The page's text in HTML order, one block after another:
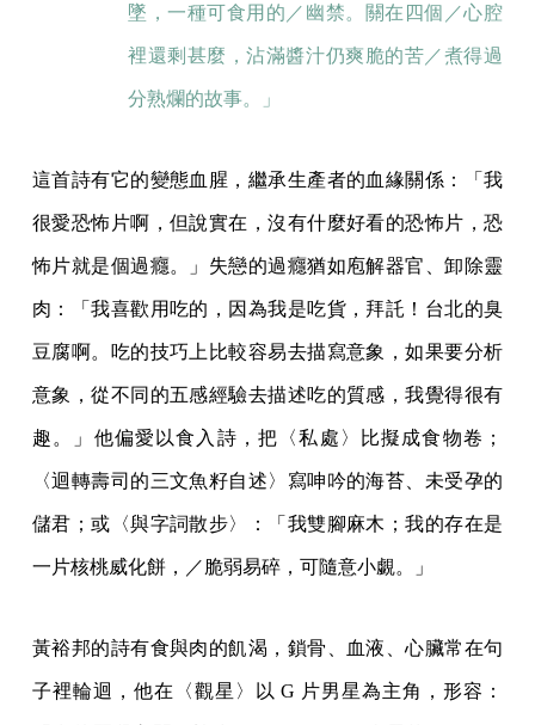
墜，一種可食用的／幽禁。關在四個／心腔
裡還剩甚麼，沾滿醬汁仍爽脆的苦／煮得過
分熟爛的故事。」
這首詩有它的變態血腥，繼承生產者的血緣關係：「我
很愛恐怖片啊，但說實在，沒有什麼好看的恐怖片，恐
怖片就是個過癮。」失戀的過癮猶如庖解器官、卸除靈
肉：「我喜歡用吃的，因為我是吃貨，拜託！台北的臭
豆腐啊。吃的技巧上比較容易去描寫意象，如果要分析
意象，從不同的五感經驗去描述吃的質感，我覺得很有
趣。」他偏愛以食入詩，把〈私處〉比擬成食物卷；
〈迴轉壽司的三文魚籽自述〉寫呻吟的海苔、未受孕的
儲君；或〈與字詞散步〉：「我雙腳麻木；我的存在是
一片核桃威化餅，／脆弱易碎，可隨意小覷。」
黃裕邦的詩有食與肉的飢渴，鎖骨、血液、心臟常在句
子裡輪迴，他在〈觀星〉以 G 片男星為主角，形容：